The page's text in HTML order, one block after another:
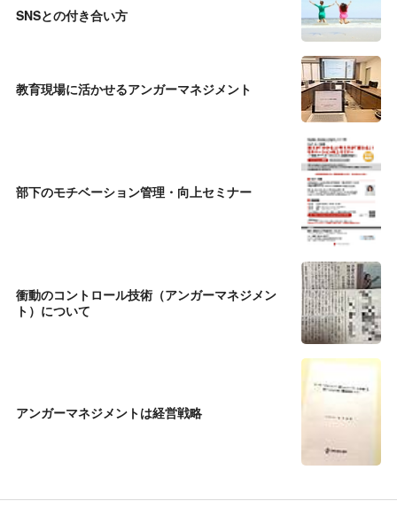
SNSとの付き合い方
教育現場に活かせるアンガーマネジメント
部下のモチベーション管理・向上セミナー
衝動のコントロール技術（アンガーマネジメン
ト）について
アンガーマネジメントは経営戦略